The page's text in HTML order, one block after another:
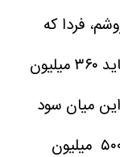
می‌فروشم، فردا که
می‌خواهم همان موتور را دوباره بخرم، باید ۳۶۰ میلیون
میان سود
کرده‌ام یا ضرر؟ فروشنده امروز موتور را ۵۰۰ میلیون